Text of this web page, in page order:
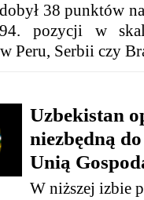
38 punktów
pozycji w
Peru, Serbii czy
Uzbekistan
niezbędną
Unią
W niższej izbie